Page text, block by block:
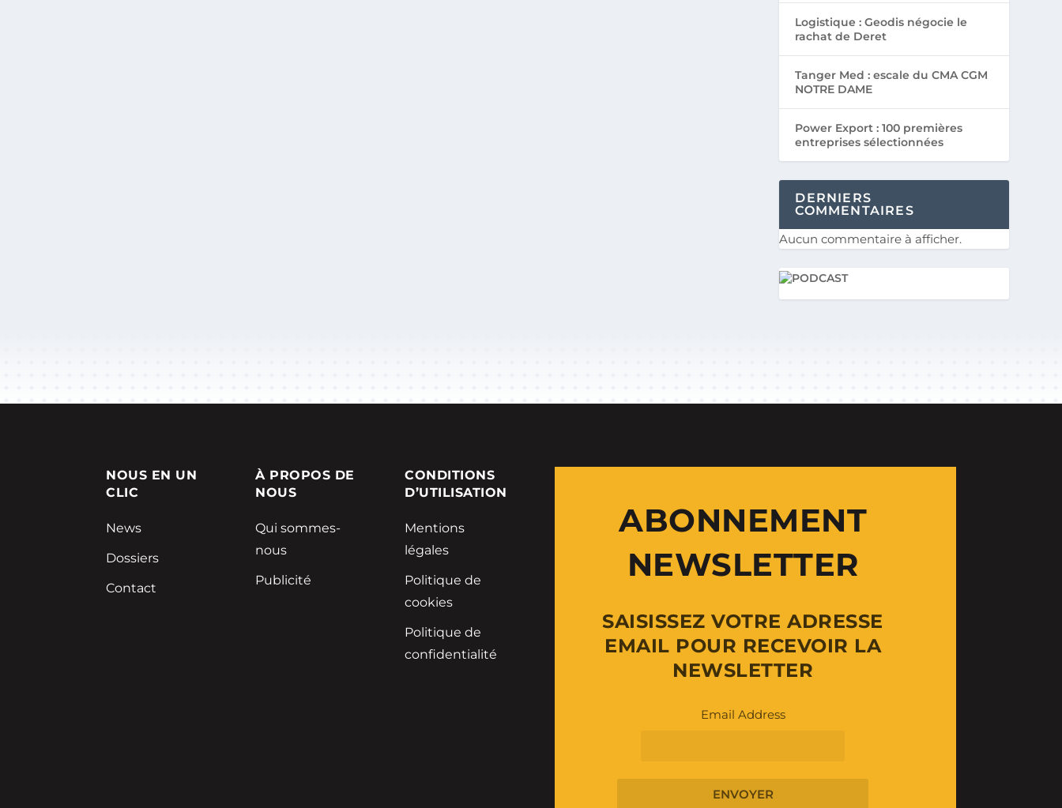
Logistique : Geodis négocie le
rachat de Deret
Tanger Med : escale du CMA CGM
NOTRE DAME
Power Export : 100 premières
entreprises sélectionnées
DERNIERS
COMMENTAIRES
Aucun commentaire à afficher.
NOUS EN UN
CLIC
News
Dossiers
Contact
À PROPOS DE
NOUS
Qui sommes-
nous
Publicité
CONDITIONS
D’UTILISATION
Mentions
légales
Politique de
cookies
Politique de
confidentialité
ABONNEMENT
NEWSLETTER
SAISISSEZ VOTRE ADRESSE
EMAIL POUR RECEVOIR LA
NEWSLETTER
Email Address